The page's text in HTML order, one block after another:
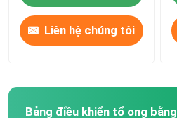
Liên hệ chúng tôi
Bảng điều khiển tổ ong